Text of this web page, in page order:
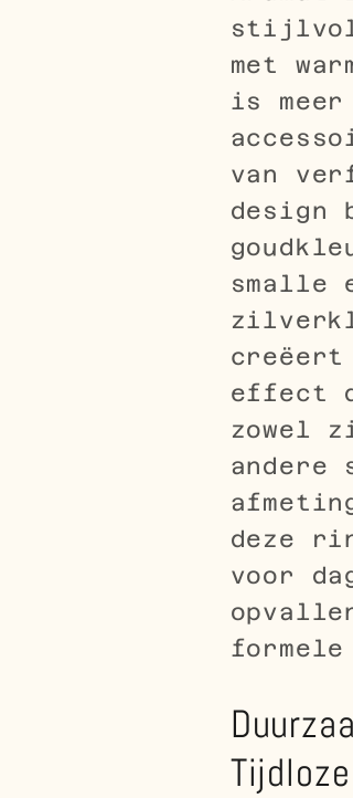
met
is
van
design
smalle
creëert
effect
zowel
andere
deze
voor
formele